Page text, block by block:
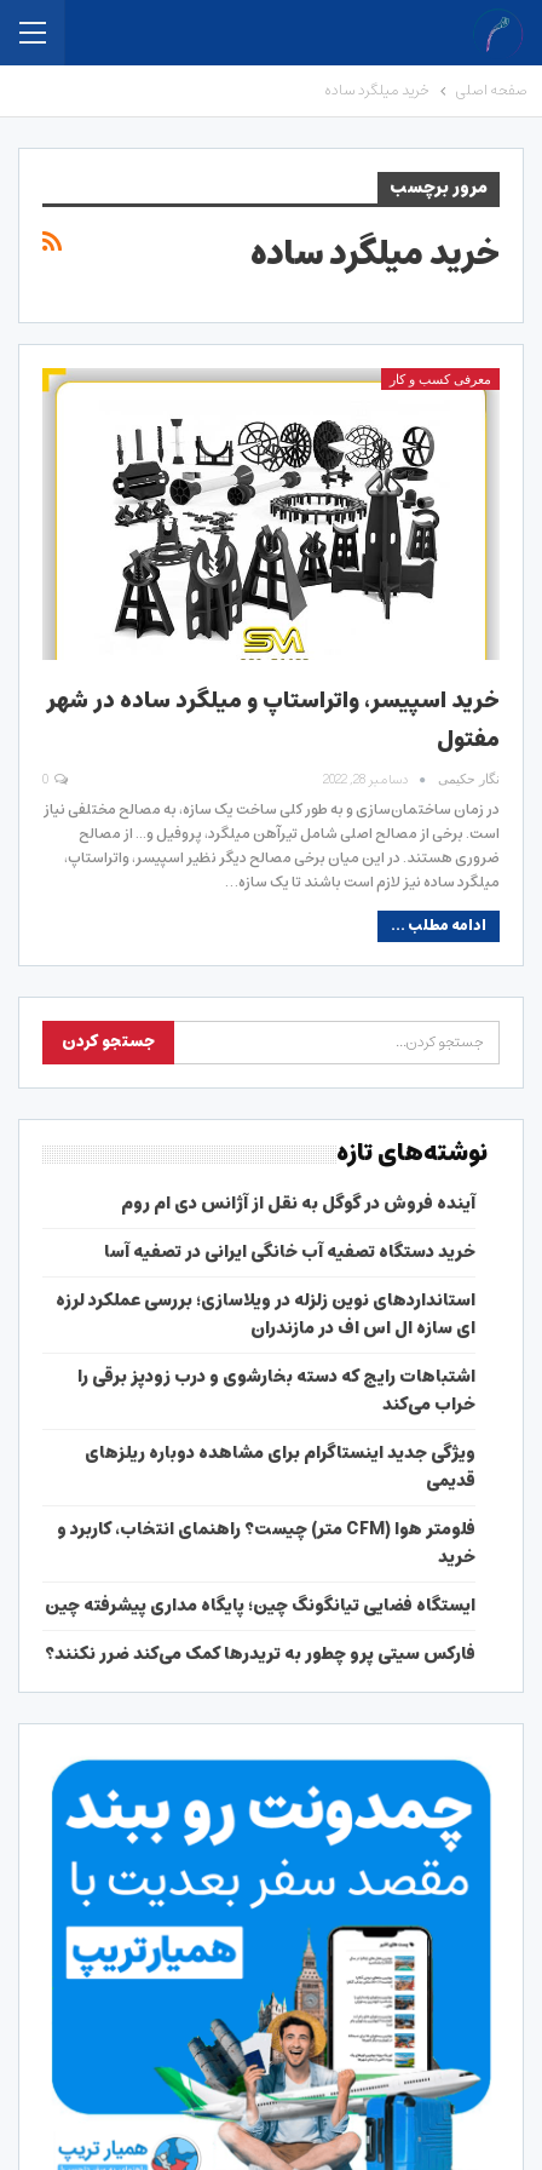
صفحه اصلی خرید میلگرد ساده
مرور برچسب
خرید میلگرد ساده
معرفی کسب و کار
خرید اسپیسر، واتراستاپ و میلگرد ساده در شهر
مفتول
نگار حکیمی دسامبر 28, 2022
در زمان ساختمان‌سازی و به طور کلی ساخت یک سازه، به مصالح مختلفی نیاز
است. برخی از مصالح اصلی شامل تیرآهن میلگرد، پروفیل و... از مصالح
ضروری هستند. در این میان برخی مصالح دیگر نظیر اسپیسر، واتراستاپ،
میلگرد ساده نیز لازم است باشند تا یک سازه…
ادامه مطلب ...
نوشته‌های تازه
آینده فروش در گوگل به نقل از آژانس دی ام روم
خرید دستگاه تصفیه آب خانگی ایرانی در تصفیه آسا
استانداردهای نوین زلزله در ویلاسازی؛ بررسی عملکرد لرزه
ای سازه ال اس اف در مازندران
اشتباهات رایج که دسته بخارشوی و درب زودپز برقی را
خراب می‌کند
ویژگی جدید اینستاگرام برای مشاهده دوباره ریلزهای
قدیمی
فلومتر هوا (CFM متر) چیست؟ راهنمای انتخاب، کاربرد و
خرید
ایستگاه فضایی تیانگونگ چین؛ پایگاه مداری پیشرفته چین
فارکس سیتی پرو چطور به تریدرها کمک می‌کند ضرر نکنند؟